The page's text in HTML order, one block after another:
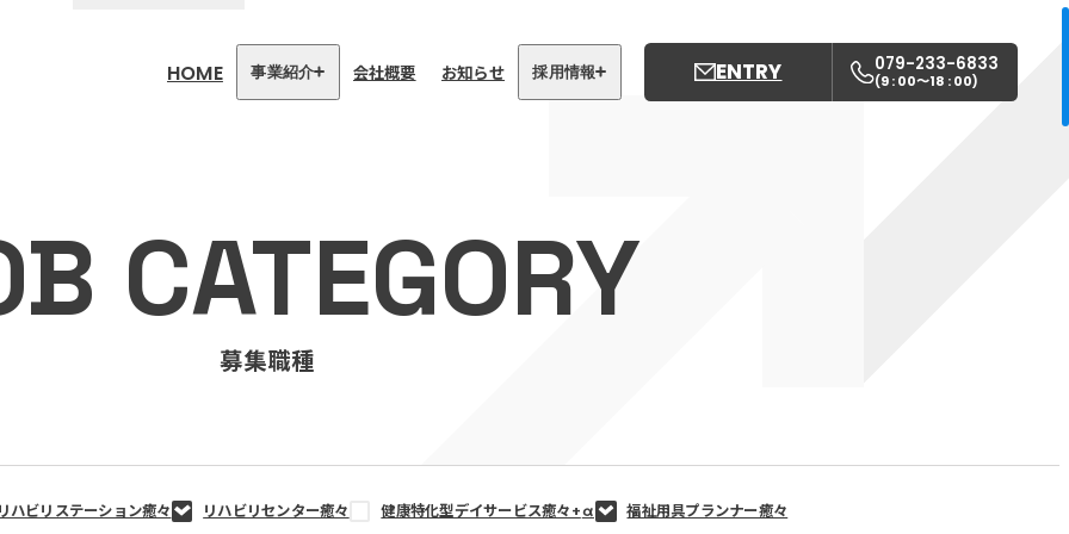
HOME 事業紹介
リハビリセンター癒々
健康特化型デイサービス癒々＋
α
福祉用具プランナー癒々
姫路中央保育園
会社概要 お知らせ 採用情報 ENTRY 079-233-6833
(9 : 00〜18 : 00)
CATEGORY
募集職種
ハビリステーション癒々 リハビリセンター癒々 健康特化型デイサービス癒々+α 福祉用具プランナー癒々